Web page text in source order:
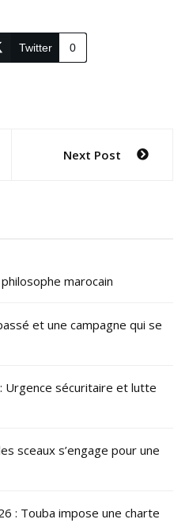
Twitter 0
Next Post
marocain
et une campagne qui se
Urgence sécuritaire et lutte
sceaux s’engage pour une
: Touba impose une charte